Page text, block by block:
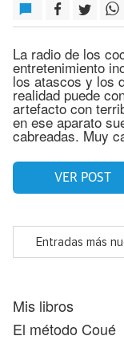
La radio de los
entretenimiento
los atascos y los
realidad puede
artefacto con
en ese aparato
cabreadas. Muy
VER POST
Entradas más
Mis libros
El método Coué